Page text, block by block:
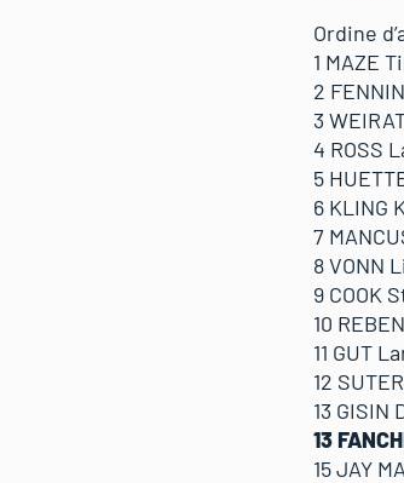
Ordine
1
2
3
4
5
6 KLING
7
8 VONN
9 COOK
10
11 GUT
12
13
13
15 JAY